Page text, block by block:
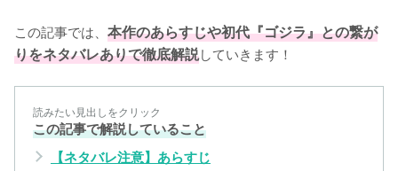
この記事では、 本作のあらすじや初代『ゴジラ』との繋が
りをネタバレありで徹底解説していきます！
読みたい見出しをクリック
この記事で解説していること
【ネタバレ注意】あらすじ